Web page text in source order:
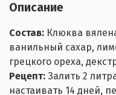
Описание
Состав: Клюква
ванильный сахар,
грецкого ореха,
Рецепт: Залить 2
настаивать 14 дней,